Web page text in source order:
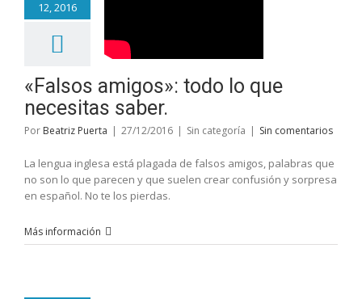
12, 2016
«Falsos amigos»: todo lo que
necesitas saber.
Por Beatriz Puerta | 27/12/2016 | Sin categoría | Sin comentarios
La lengua inglesa está plagada de falsos amigos, palabras que
no son lo que parecen y que suelen crear confusión y sorpresa
en español. No te los pierdas.
Más información